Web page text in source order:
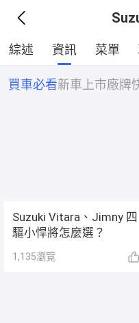
綜述 資訊 菜單
買車必看新車上市廠牌
Suzuki Vitara、Jimny 四
驅小悍將怎麼選？
1,135瀏覽